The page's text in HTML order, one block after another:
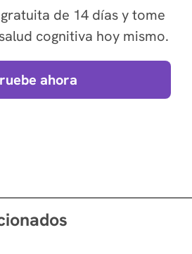
de 14 días y tome
cognitiva hoy mismo.
ahora